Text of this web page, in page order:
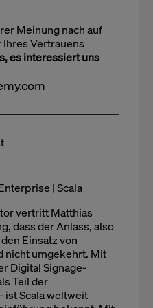
Meinung nach auf
Vertrauens
es interessiert uns
| Scala
vertritt Matthias
dass der Anlass, also
Einsatz von
nicht umgekehrt. Mit
Digital Signage-
Teil der
ist Scala weltweit